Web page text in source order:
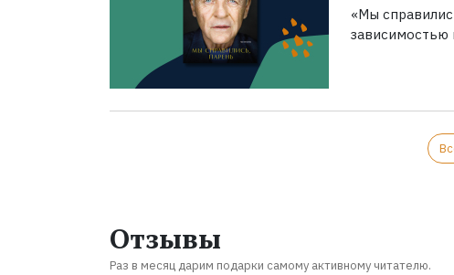
«Мы
Отзывы
Раз в месяц дарим подарки самому активному читателю.